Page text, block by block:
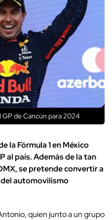
GP de Cancún para 2024
la Fórmula 1 en México
al país. Además de la tan
se pretende convertir a
automovilismo
quien junto a un grupo